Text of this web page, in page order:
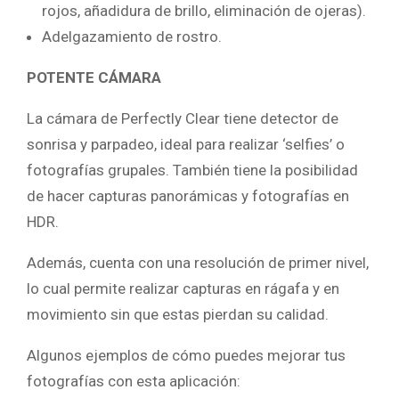
rojos, añadidura de brillo, eliminación de ojeras).
Adelgazamiento de rostro.
POTENTE CÁMARA
La cámara de Perfectly Clear tiene detector de
sonrisa y parpadeo, ideal para realizar ‘selfies’ o
fotografías grupales. También tiene la posibilidad
de hacer capturas panorámicas y fotografías en
HDR.
Además, cuenta con una resolución de primer nivel,
lo cual permite realizar capturas en rágafa y en
movimiento sin que estas pierdan su calidad.
Algunos ejemplos de cómo puedes mejorar tus
fotografías con esta aplicación: